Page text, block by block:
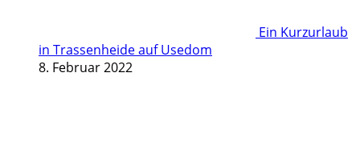
Ein Kurzurlaub
in Trassenheide auf Usedom
8. Februar 2022